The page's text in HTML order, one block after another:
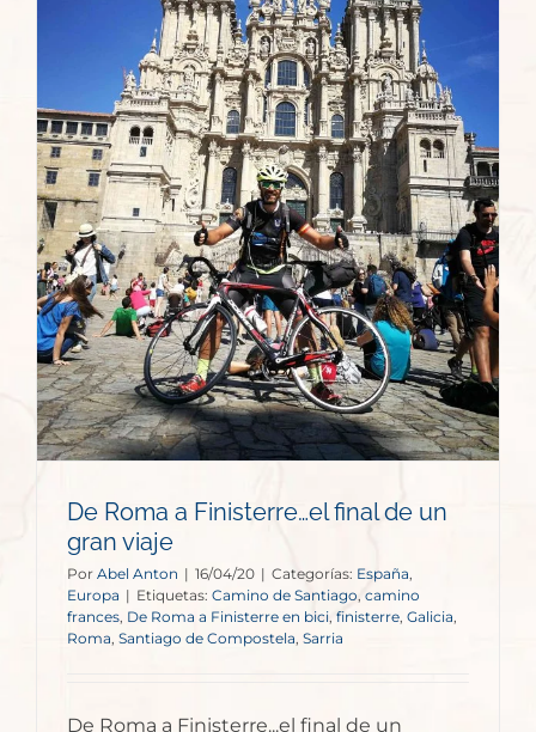
De Roma a Finisterre…el final de un
gran viaje
Por Abel Anton | 16/04/20 | Categorías: España,
Europa | Etiquetas: Camino de Santiago, camino
frances, De Roma a Finisterre en bici, finisterre, Galicia
Roma, Santiago de Compostela, Sarria
De Roma a Finisterre...el final de un